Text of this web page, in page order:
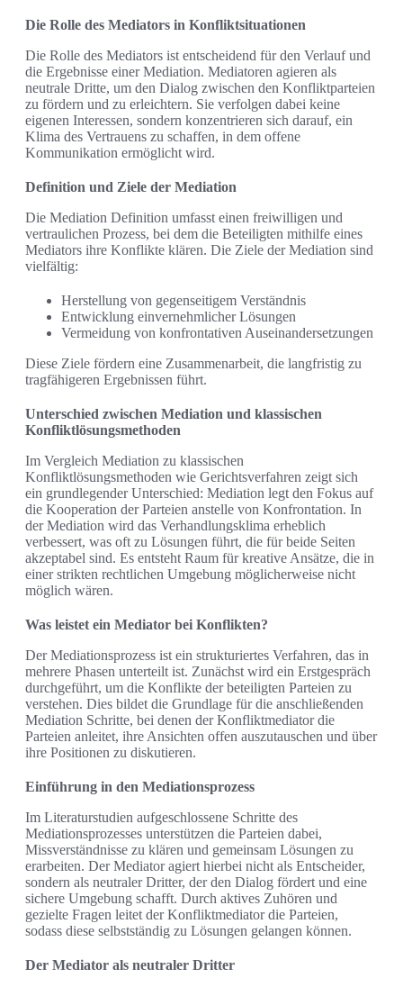
Die Rolle des Mediators in Konfliktsituationen
Die Rolle des Mediators ist entscheidend für den Verlauf und
die Ergebnisse einer Mediation. Mediatoren agieren als
neutrale Dritte, um den Dialog zwischen den Konfliktparteien
zu fördern und zu erleichtern. Sie verfolgen dabei keine
eigenen Interessen, sondern konzentrieren sich darauf, ein
Klima des Vertrauens zu schaffen, in dem offene
Kommunikation ermöglicht wird.
Definition und Ziele der Mediation
Die Mediation Definition umfasst einen freiwilligen und
vertraulichen Prozess, bei dem die Beteiligten mithilfe eines
Mediators ihre Konflikte klären. Die Ziele der Mediation sind
vielfältig:
Herstellung von gegenseitigem Verständnis
Entwicklung einvernehmlicher Lösungen
Vermeidung von konfrontativen Auseinandersetzungen
Diese Ziele fördern eine Zusammenarbeit, die langfristig zu
tragfähigeren Ergebnissen führt.
Unterschied zwischen Mediation und klassischen
Konfliktlösungsmethoden
Im Vergleich Mediation zu klassischen
Konfliktlösungsmethoden wie Gerichtsverfahren zeigt sich
ein grundlegender Unterschied: Mediation legt den Fokus auf
die Kooperation der Parteien anstelle von Konfrontation. In
der Mediation wird das Verhandlungsklima erheblich
verbessert, was oft zu Lösungen führt, die für beide Seiten
akzeptabel sind. Es entsteht Raum für kreative Ansätze, die in
einer strikten rechtlichen Umgebung möglicherweise nicht
möglich wären.
Was leistet ein Mediator bei Konflikten?
Der Mediationsprozess ist ein strukturiertes Verfahren, das in
mehrere Phasen unterteilt ist. Zunächst wird ein Erstgespräch
durchgeführt, um die Konflikte der beteiligten Parteien zu
verstehen. Dies bildet die Grundlage für die anschließenden
Mediation Schritte, bei denen der Konfliktmediator die
Parteien anleitet, ihre Ansichten offen auszutauschen und über
ihre Positionen zu diskutieren.
Einführung in den Mediationsprozess
Im Literaturstudien aufgeschlossene Schritte des
Mediationsprozesses unterstützen die Parteien dabei,
Missverständnisse zu klären und gemeinsam Lösungen zu
erarbeiten. Der Mediator agiert hierbei nicht als Entscheider,
sondern als neutraler Dritter, der den Dialog fördert und eine
sichere Umgebung schafft. Durch aktives Zuhören und
gezielte Fragen leitet der Konfliktmediator die Parteien,
sodass diese selbstständig zu Lösungen gelangen können.
Der Mediator als neutraler Dritter